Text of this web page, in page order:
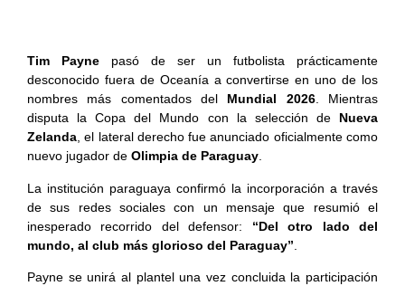
Tim Payne pasó de ser un futbolista prácticamente
desconocido fuera de Oceanía a convertirse en uno de los
nombres más comentados del Mundial 2026. Mientras
disputa la Copa del Mundo con la selección de Nueva
Zelanda, el lateral derecho fue anunciado oficialmente como
nuevo jugador de Olimpia de Paraguay.
La institución paraguaya confirmó la incorporación a través
de sus redes sociales con un mensaje que resumió el
inesperado recorrido del defensor: “Del otro lado del
mundo, al club más glorioso del Paraguay”
Payne se unirá al plantel una vez concluida la participación